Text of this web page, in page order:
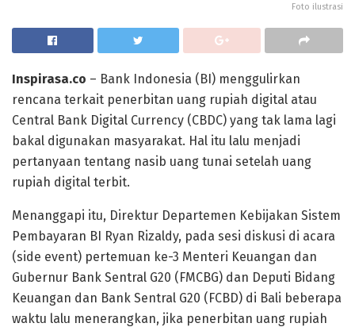
Foto ilustrasi
Inspirasa.co – Bank Indonesia (BI) menggulirkan
rencana terkait penerbitan uang rupiah digital atau
Central Bank Digital Currency (CBDC) yang tak lama lagi
bakal digunakan masyarakat. Hal itu lalu menjadi
pertanyaan tentang nasib uang tunai setelah uang
rupiah digital terbit.
Menanggapi itu, Direktur Departemen Kebijakan Sistem
Pembayaran BI Ryan Rizaldy, pada sesi diskusi di acara
(side event) pertemuan ke-3 Menteri Keuangan dan
Gubernur Bank Sentral G20 (FMCBG) dan Deputi Bidang
Keuangan dan Bank Sentral G20 (FCBD) di Bali beberapa
waktu lalu menerangkan, jika penerbitan uang rupiah